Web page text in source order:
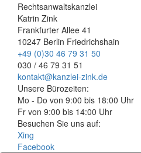
Rechtsanwaltskanzlei
Katrin Zink
Frankfurter Allee 41
10247 Berlin Friedrichshain
+49 (0)30 46 79 31 50
030 / 46 79 31 51
kontakt@kanzlei-zink.de
Unsere Bürozeiten:
Mo - Do von 9:00 bis 18:00 Uhr
Fr von 9:00 bis 14:00 Uhr
Besuchen Sie uns auf:
Xing
Facebook